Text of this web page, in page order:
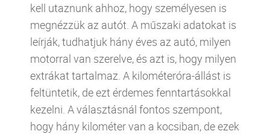
kell utaznunk ahhoz, hogy személyesen is
megnézzük az autót. A műszaki adatokat is
leírják, tudhatjuk hány éves az autó, milyen
motorral van szerelve, és azt is, hogy milyen
extrákat tartalmaz. A kilométeróra-állást is
feltüntetik, de ezt érdemes fenntartásokkal
kezelni. A választásnál fontos szempont,
hogy hány kilométer van a kocsiban, de ezek